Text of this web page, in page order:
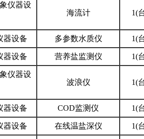
仪器设
海流计 1(
器设备 多参数水质仪 1(
器设备 营养盐监测仪 1(
仪器设
波浪仪 1(
器设备 COD监测仪 1(
器设备 在线温盐深仪 1(